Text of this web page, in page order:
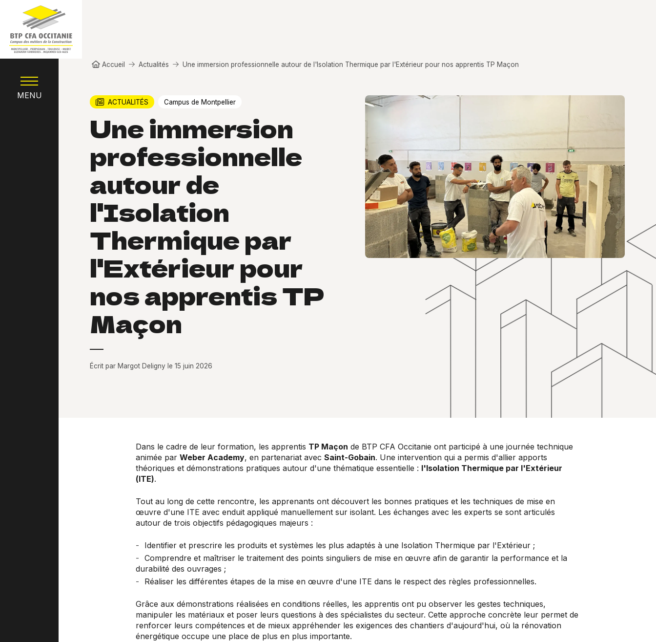
Aller au contenu principal
MENU
Fil d'Ariane
Accueil Actualités Une immersion professionnelle autour de l'Isolation Thermique par l'Extérieur pour nos apprentis TP Maçon
ACTUALITÉS Campus de Montpellier
Une immersion
professionnelle
autour de
l'Isolation
Thermique par
l'Extérieur pour
nos apprentis TP
Maçon
Écrit par Margot Deligny le 15 juin 2026
Dans le cadre de leur formation, les apprentis TP Maçon de BTP CFA Occitanie ont participé à une journée technique
animée par Weber Academy, en partenariat avec Saint-Gobain. Une intervention qui a permis d'allier apports
théoriques et démonstrations pratiques autour d'une thématique essentielle : l'Isolation Thermique par l'Extérieur
(ITE).
Tout au long de cette rencontre, les apprenants ont découvert les bonnes pratiques et les techniques de mise en
œuvre d'une ITE avec enduit appliqué manuellement sur isolant. Les échanges avec les experts se sont articulés
autour de trois objectifs pédagogiques majeurs :
Identifier et prescrire les produits et systèmes les plus adaptés à une Isolation Thermique par l'Extérieur ;
Comprendre et maîtriser le traitement des points singuliers de mise en œuvre afin de garantir la performance et la
durabilité des ouvrages ;
Réaliser les différentes étapes de la mise en œuvre d'une ITE dans le respect des règles professionnelles.
Grâce aux démonstrations réalisées en conditions réelles, les apprentis ont pu observer les gestes techniques,
manipuler les matériaux et poser leurs questions à des spécialistes du secteur. Cette approche concrète leur permet de
renforcer leurs compétences et de mieux appréhender les exigences des chantiers d'aujourd'hui, où la rénovation
énergétique occupe une place de plus en plus importante.